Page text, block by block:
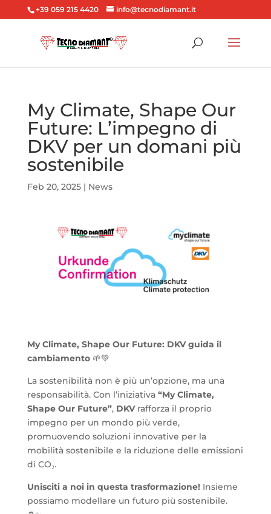
+39 059 215 4420 info@tecnodiamant.it
My Climate, Shape Our
Future: L’impegno di
DKV per un domani più
sostenibile
Feb 20, 2025| News
My Climate, Shape Our Future: DKV guida il
cambiamento🌱💚
La sostenibilità non è più un’opzione, ma una
responsabilità. Con l’iniziativa “My Climate,
Shape Our Future”, DKVrafforza il proprio
impegno per un mondo più verde,
promuovendo soluzioni innovative per la
mobilità sostenibile e la riduzione delle emissioni
di CO₂.
Unisciti a noi in questa trasformazione!Insieme
possiamo modellare un futuro più sostenibile.